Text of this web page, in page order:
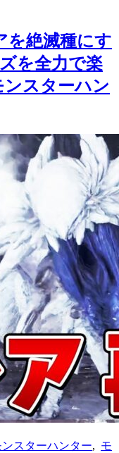
を絶滅種にす
を全力で楽
ンスターハン
ンスターハンター
モ